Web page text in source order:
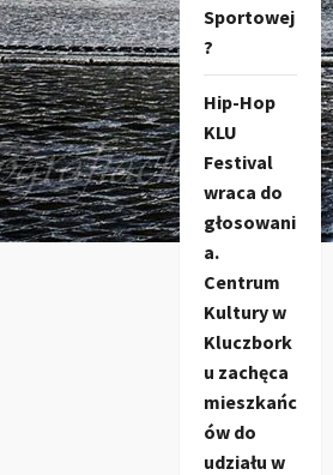
Sportowej
?
Hip-Hop
KLU
Festival
wraca do
głosowani
a.
Centrum
Kultury w
Kluczbork
u zachęca
mieszkańc
ów do
udziału w